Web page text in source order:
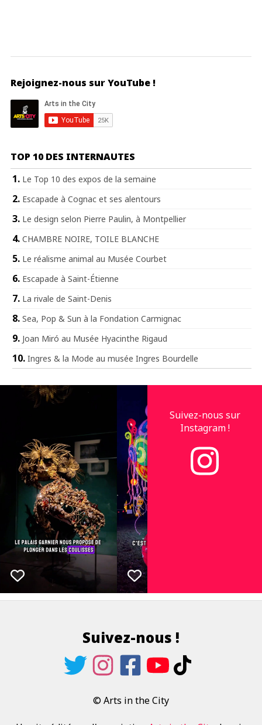
Rejoignez-nous sur YouTube !
TOP 10 DES INTERNAUTES
Le Top 10 des expos de la semaine
Escapade à Cognac et ses alentours
Le design selon Pierre Paulin, à Montpellier
CHAMBRE NOIRE, TOILE BLANCHE
Le réalisme animal au Musée Courbet
Escapade à Saint-Étienne
La rivale de Saint-Denis
Sea, Pop & Sun à la Fondation Carmignac
Joan Miró au Musée Hyacinthe Rigaud
Ingres & la Mode au musée Ingres Bourdelle
Suivez-nous sur
Instagram !
Suivez-nous !
© Arts in the City